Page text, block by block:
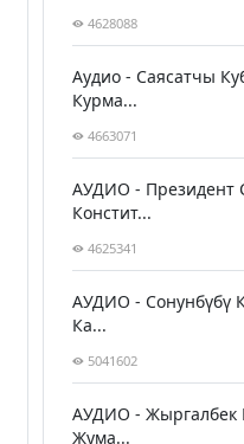
4628088
Аудио - Саясатчы
Курма...
4663071
АУДИО - Президент
Констит...
4625341
АУДИО - Сонунбүбү
Ка...
5041602
АУДИО - Жыргалбек
Жума...